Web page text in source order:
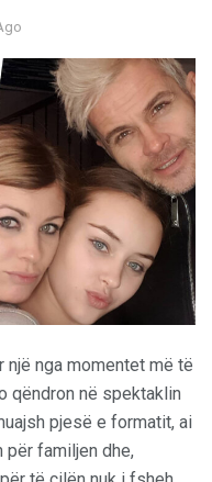
një nga momentet më të
qëndron në spektaklin
pjesë e formatit, ai
për familjen dhe,